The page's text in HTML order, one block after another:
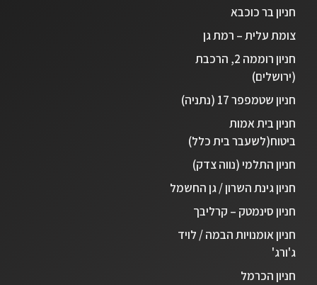
חניון בר כוכבא
צומת עלית – רמת גן
חניון רוממה 2, הרכבת
(ירושלים)
חניון שטמפפר 17 (נתניה)
חניון בית אמות
ביטוח(לשעבר בית כלל)
חניון התלמי (נווה צדק)
חניון גינת השרון / גן החשמל
חניון סינמטק – קרליבך
חניון אומנויות הבמה / לויד
ג'ורג'
חניון הכרמל